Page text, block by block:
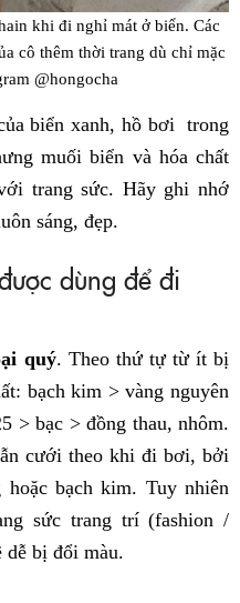
khi đi nghỉ mát ở biển. Các
cô thêm thời trang dù chỉ mặc
@hongocha
biển xanh, hồ bơi trong
muối biển và hóa chất
trang sức. Hãy ghi nhớ
sáng, đẹp.
dùng để đi
quý. Theo thứ tự từ ít bị
bạch kim > vàng nguyên
> bạc > đồng thau, nhôm.
cưới theo khi đi bơi, bởi
bạch kim. Tuy nhiên
sức trang trí (fashion /
dễ bị đổi màu.